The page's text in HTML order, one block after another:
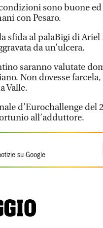
sono buone
con Pesaro.
sfida al palaBigi di Ariel
da un’ulcera.
saranno valutate
Non dovesse
Valle.
d’Eurochallenge del
all’adduttore.
su Google